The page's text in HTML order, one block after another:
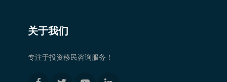
关于我们
专注于投资移民咨询服务！